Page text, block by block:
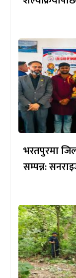
भरतपुरमा
सम्पन्न: